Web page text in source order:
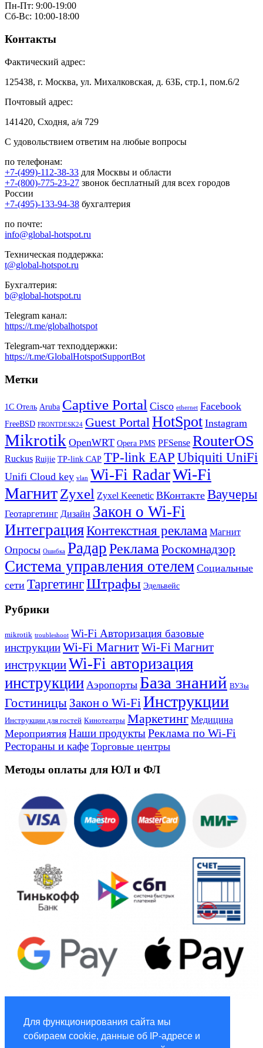
Для функционирования сайта мы
собираем cookie, данные об IP-адресе и
Пн-Пт: 9:00-19:00
Сб-Вс: 10:00-18:00
Контакты
Фактический адрес:
125438, г. Москва, ул. Михалковская, д. 63Б, стр.1, пом.6/2
Почтовый адрес:
141420, Сходня, а/я 729
С удовольствием ответим на любые вопросы
по телефонам:
+7-(499)-112-38-33 для Москвы и области
+7-(800)-775-23-27 звонок бесплатный для всех городов
России
+7-(495)-133-94-38 бухгалтерия
по почте:
info@global-hotspot.ru
Техническая поддержка:
t@global-hotspot.ru
Бухгалтерия:
b@global-hotspot.ru
Telegram канал:
https://t.me/globalhotspot
Telegram-чат техподдержки:
https://t.me/GlobalHotspotSupportBot
Метки
1С Отель Aruba Captive Portal Cisco ethernet Facebook
FreeBSD FRONTDESK24 Guest PortalHotSpot Instagram
Mikrotik OpenWRT Opera PMS PFSense RouterOS
Ruckus Ruijie TP-link CAP TP-link EAP Ubiquiti UniFi
Unifi Cloud key vlan Wi-Fi RadarWi-Fi
МагнитZyxel Zyxel Keenetic ВКонтакте Ваучеры
Геотаргетинг Дизайн Закон о Wi-Fi
ИнтеграцияКонтекстная реклама Магнит
Опросы Ошибка РадарРеклама Роскомнадзор
Система управления отелем Социальные
сети ТаргетингШтрафы Эдельвейс
Рубрики
mikrotik troubleshoot Wi-Fi Авторизация базовые
инструкцииWi-Fi МагнитWi-Fi Магнит
инструкцииWi-Fi авторизация
инструкции Аэропорты База знаний ВУЗы
Гостиницы Закон о Wi-Fi Инструкции
Инструкции для гостей Кинотеатры Маркетинг Медицина
Мероприятия Наши продуктыРеклама по Wi-Fi
Рестораны и кафе Торговые центры
Методы оплаты для ЮЛ и ФЛ
Global Marketing
Услуги по маркетингу и рекламе global-adv.ru